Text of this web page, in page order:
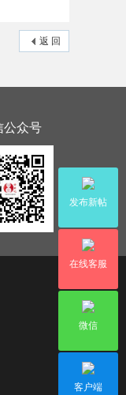
返 回
发布新帖
在线客服
微信
客户端
公众号